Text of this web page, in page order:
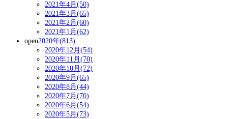
2021年4月(50)
2021年3月(65)
2021年2月(60)
2021年1月(62)
open2020年(813)
2020年12月(54)
2020年11月(70)
2020年10月(72)
2020年9月(65)
2020年8月(44)
2020年7月(70)
2020年6月(54)
2020年5月(73)